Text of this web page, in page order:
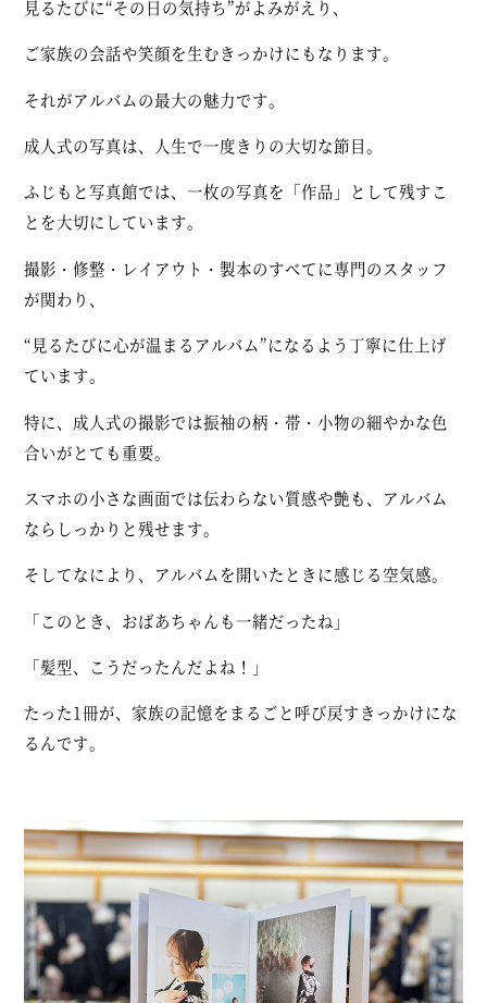
見るたびに“その日の気持ち”がよみがえり、
ご家族の会話や笑顔を生むきっかけにもなります。
それがアルバムの最大の魅力です。
成人式の写真は、人生で一度きりの大切な節目。
ふじもと写真館では、一枚の写真を「作品」として残すこ
とを大切にしています。
撮影・修整・レイアウト・製本のすべてに専門のスタッフ
が関わり、
“見るたびに心が温まるアルバム”になるよう丁寧に仕上げ
ています。
特に、成人式の撮影では振袖の柄・帯・小物の細やかな色
合いがとても重要。
スマホの小さな画面では伝わらない質感や艶も、アルバム
ならしっかりと残せます。
そしてなにより、アルバムを開いたときに感じる空気感。
「このとき、おばあちゃんも一緒だったね」
「髪型、こうだったんだよね！」
たった1冊が、家族の記憶をまるごと呼び戻すきっかけにな
るんです。